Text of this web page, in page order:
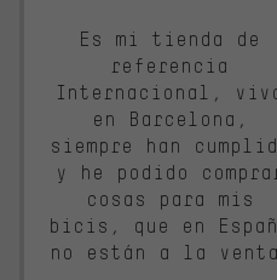
Es mi tienda de
referencia
Internacional,
en Barcelona,
siempre han
y he podido
cosas para mis
bicis, que en
no están a la